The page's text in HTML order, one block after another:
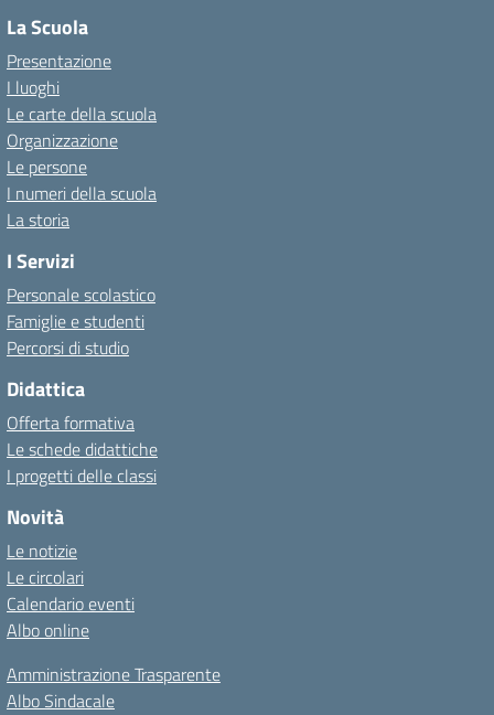
La Scuola
Presentazione
I luoghi
Le carte della scuola
Organizzazione
Le persone
I numeri della scuola
La storia
I Servizi
Personale scolastico
Famiglie e studenti
Percorsi di studio
Didattica
Offerta formativa
Le schede didattiche
I progetti delle classi
Novità
Le notizie
Le circolari
Calendario eventi
Albo online
Amministrazione Trasparente
Albo Sindacale